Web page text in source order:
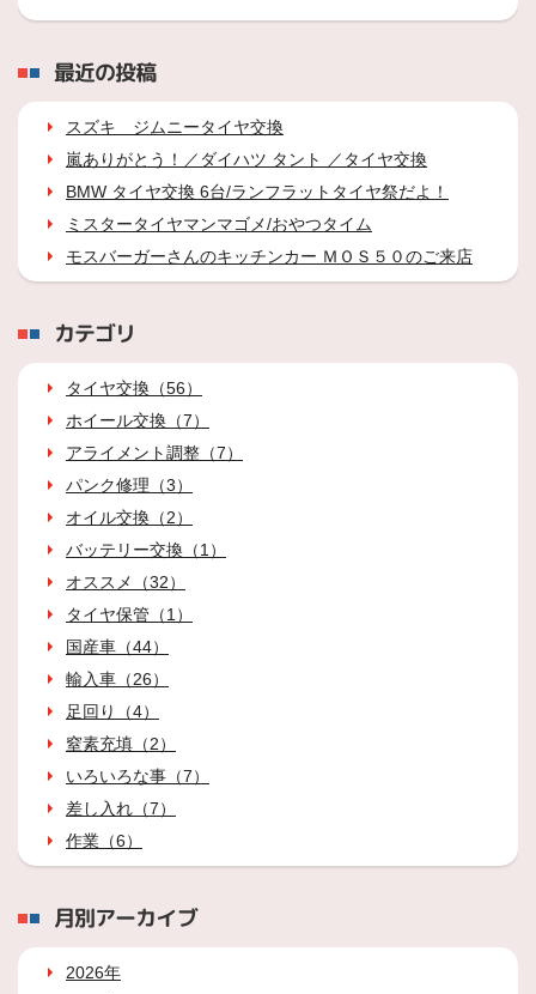
最近の投稿
スズキ ジムニータイヤ交換
嵐ありがとう！／ダイハツ タント ／タイヤ交換
BMW タイヤ交換 6台/ランフラットタイヤ祭だよ！
ミスタータイヤマンマゴメ/おやつタイム
モスバーガーさんのキッチンカー ＭＯＳ５０のご来店
カテゴリ
タイヤ交換（56）
ホイール交換（7）
アライメント調整（7）
パンク修理（3）
オイル交換（2）
バッテリー交換（1）
オススメ（32）
タイヤ保管（1）
国産車（44）
輸入車（26）
足回り（4）
窒素充填（2）
いろいろな事（7）
差し入れ（7）
作業（6）
月別アーカイブ
2026年